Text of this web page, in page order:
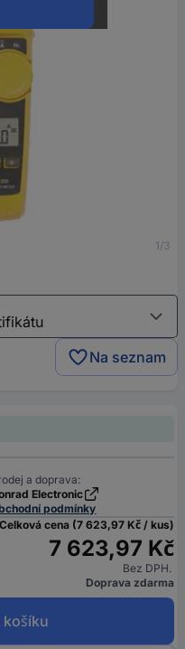
1/3
Na seznam
a doprava:
Electronic
podmínky
Celková cena (7 623,97 Kč / kus)
7 623,97 Kč
Bez DPH.
Doprava zdarma
košíku